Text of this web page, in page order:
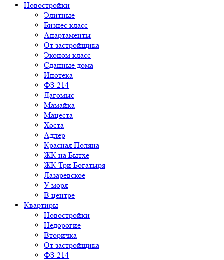
Новостройки
Элитные
Бизнес класс
Апартаменты
От застройщика
Эконом класс
Сданные дома
Ипотека
ФЗ-214
Дагомыс
Мамайка
Мацеста
Хоста
Адлер
Красная Поляна
ЖК на Бытхе
ЖК Три Богатыря
Лазаревское
У моря
В центре
Квартиры
Новостройки
Недорогие
Вторичка
От застройщика
ФЗ-214